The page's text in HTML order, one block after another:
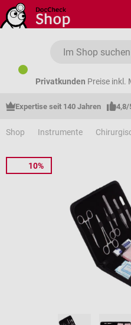
Zum Hauptinhalt springen
Privatkunden Preise inkl.
Expertise seit 140 Jahren 4,8/
Shop Instrumente
10%